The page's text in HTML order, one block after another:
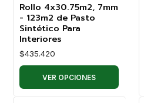
Rollo 4x30.75m2, 7mm
- 123m2 de Pasto
Sintético Para
Interiores
$435.420
VER OPCIONES